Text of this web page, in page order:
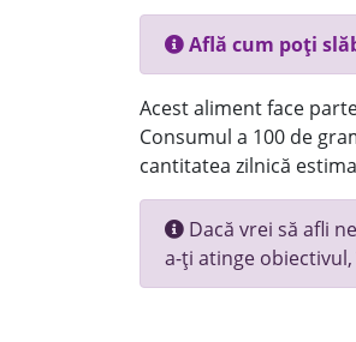
Află cum poți
Acest aliment face
Consumul a 100 de
cantitatea zilnică
Dacă vrei să afli
a-ți atinge obiectivul,